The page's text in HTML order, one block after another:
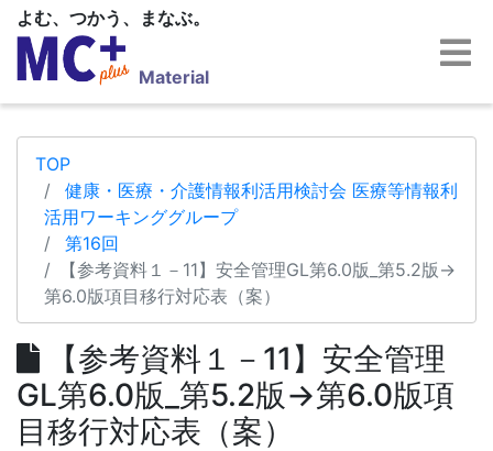
よむ、つかう、まなぶ。
Material
TOP
健康・医療・介護情報利活用検討会 医療等情報利
活用ワーキンググループ
第16回
【参考資料１－11】安全管理GL第6.0版_第5.2版→
第6.0版項目移行対応表（案）
【参考資料１－11】安全管理
GL第6.0版_第5.2版→第6.0版項
目移行対応表（案）